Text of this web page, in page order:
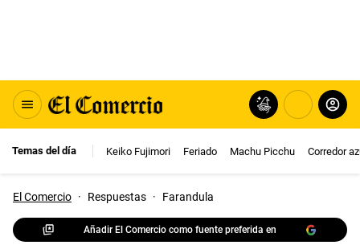
Temas del día Keiko Fujimori Feriado Machu Picchu Corredor
El Comercio · Respuestas · Farandula
Añadir El Comercio como fuente preferida en